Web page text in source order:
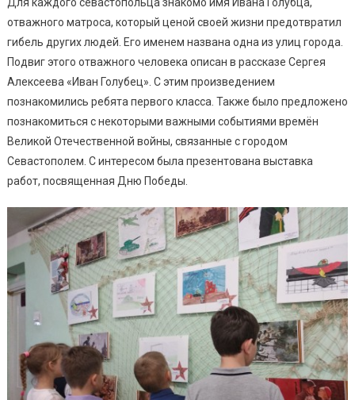
Для каждого севастопольца знакомо имя Ивана Голубца,
отважного матроса, который ценой своей жизни предотвратил
гибель других людей. Его именем названа одна из улиц города.
Подвиг этого отважного человека описан в рассказе Сергея
Алексеева «Иван Голубец». С этим произведением
познакомились ребята первого класса. Также было предложено
познакомиться с некоторыми важными событиями времён
Великой Отечественной войны, связанные с городом
Севастополем. С интересом была презентована выставка
работ, посвященная Дню Победы.